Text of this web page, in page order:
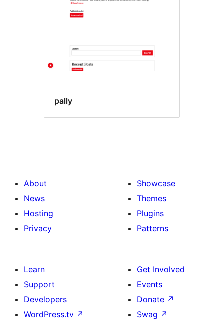
pally
About
News
Hosting
Privacy
Showcase
Themes
Plugins
Patterns
Learn
Support
Developers
WordPress.tv ↗
Get Involved
Events
Donate ↗
Swag ↗